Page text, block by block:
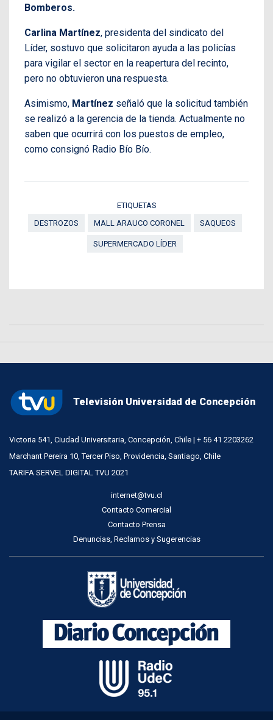
Bomberos.
Carlina Martínez, presidenta del sindicato del
Líder, sostuvo que solicitaron ayuda a las policías
para vigilar el sector en la reapertura del recinto,
pero no obtuvieron una respuesta.
Asimismo, Martínez señaló que la solicitud también
se realizó a la gerencia de la tienda. Actualmente no
saben que ocurrirá con los puestos de empleo,
como consignó Radio Bío Bío.
ETIQUETAS
DESTROZOS
MALL ARAUCO CORONEL SAQUEOS
SUPERMERCADO LÍDER
Televisión Universidad de Concepción
Victoria 541, Ciudad Universitaria, Concepción, Chile | + 56 41 2203262
Marchant Pereira 10, Tercer Piso, Providencia, Santiago, Chile
TARIFA SERVEL DIGITAL TVU 2021
internet@tvu.cl
Contacto Comercial
Contacto Prensa
Denuncias, Reclamos y Sugerencias